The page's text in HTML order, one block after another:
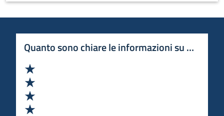
Quanto sono chiare le informazioni su questa